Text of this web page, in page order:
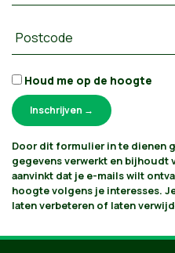
Postcode
Houd me op de hoogte
Door dit formulier in te dienen
gegevens verwerkt en bijhoudt
aanvinkt dat je e-mails wilt
hoogte volgens je interesses.
laten verbeteren of laten